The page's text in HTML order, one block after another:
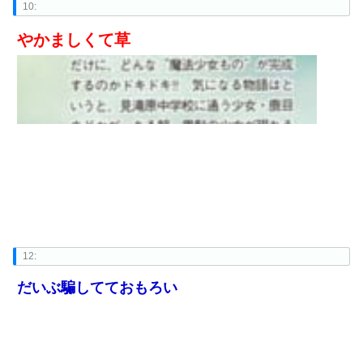
10:
やかましくて草
12:
だいぶ騙してておもろい